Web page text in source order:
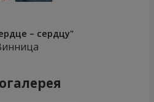
– сердцу"